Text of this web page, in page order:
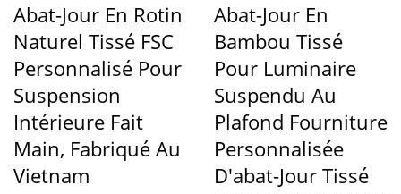
Abat-Jour En Rotin
Naturel Tissé FSC
Personnalisé Pour
Suspension
Intérieure Fait
Main, Fabriqué Au
Vietnam
Abat-Jour En
Bambou Tissé
Pour Luminaire
Suspendu Au
Plafond Fourniture
Personnalisée
D'abat-Jour Tissé